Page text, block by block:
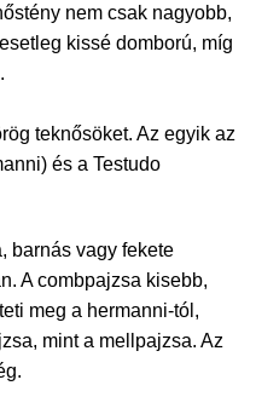
nem csak nagyobb,
kissé domború, míg
teknősöket. Az egyik az
és a Testudo
barnás vagy fekete
A combpajzsa kisebb,
meg a hermanni-tól,
mint a mellpajzsa. Az